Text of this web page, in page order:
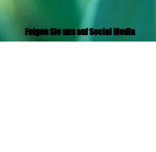
Folgen Sie uns auf Social Media